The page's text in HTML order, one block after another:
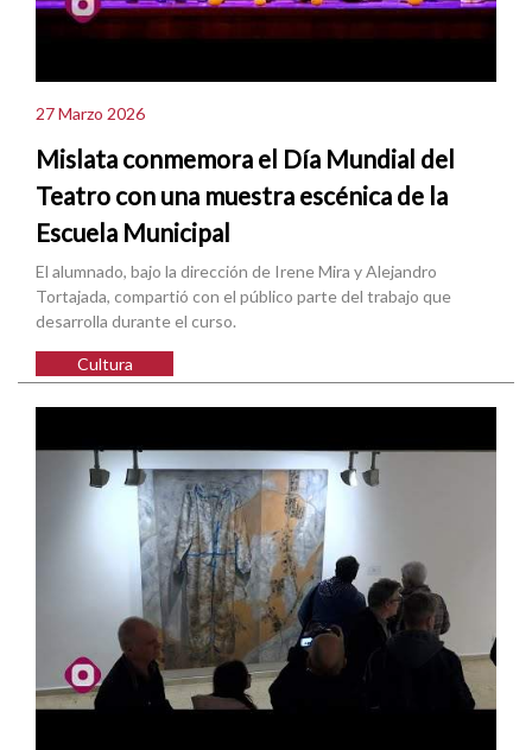
27 Marzo 2026
Mislata conmemora el Día Mundial del
Teatro con una muestra escénica de la
Escuela Municipal
El alumnado, bajo la dirección de Irene Mira y Alejandro
Tortajada, compartió con el público parte del trabajo que
desarrolla durante el curso.
Cultura